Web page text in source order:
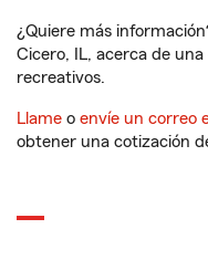
¿Quiere más
Cicero, IL, acerca de
recreativos.
Llame o envíe un correo
obtener una cotización